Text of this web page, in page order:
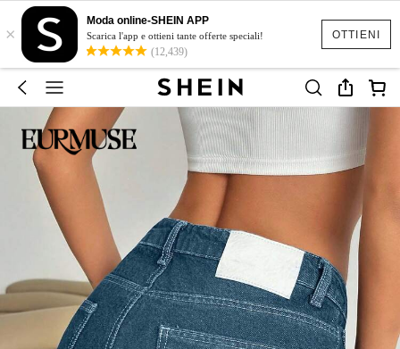
OTTIENI
×
Moda online-SHEIN APP
Scarica l'app e ottieni tante offerte speciali!
(12,439)